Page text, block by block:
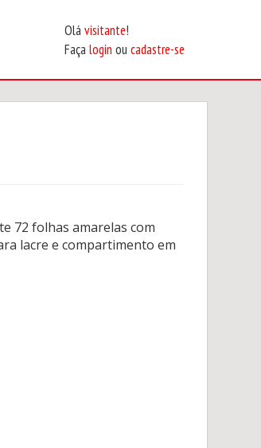
Olávisitante!
Façalogin oucadastre-se
72 folhas amarelas com
lacre e compartimento em